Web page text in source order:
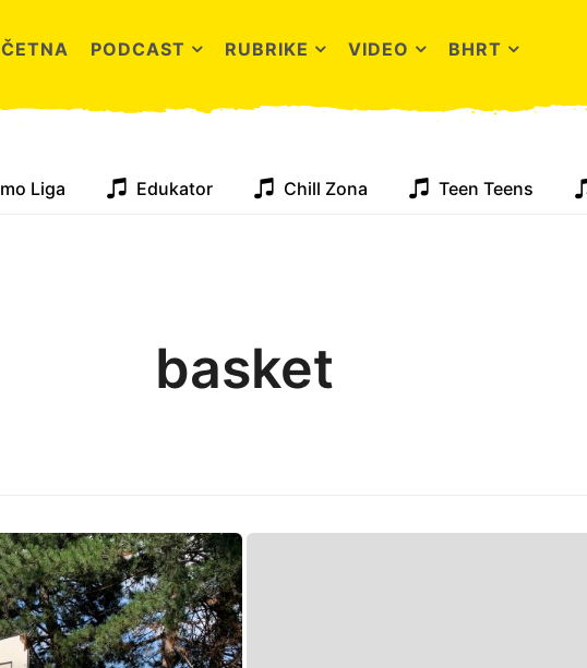
PODCAST RUBRIKE VIDEO BHRT
Liga Edukator Chill Zona Teen Teens
basket